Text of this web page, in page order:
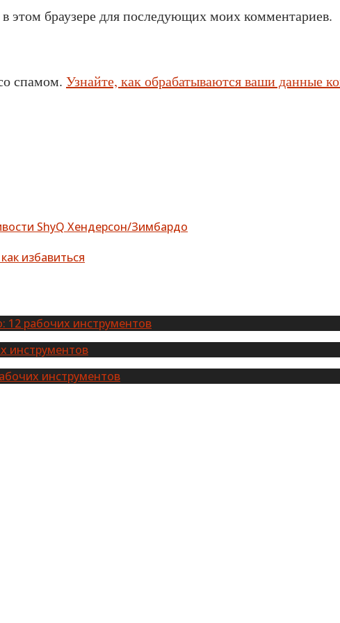
этом браузере для последующих моих комментариев.
спамом. Узнайте, как обрабатываются ваши данные
ShyQ Хендерсон/Зимбардо
избавиться
12 рабочих инструментов
инструментов
инструментов